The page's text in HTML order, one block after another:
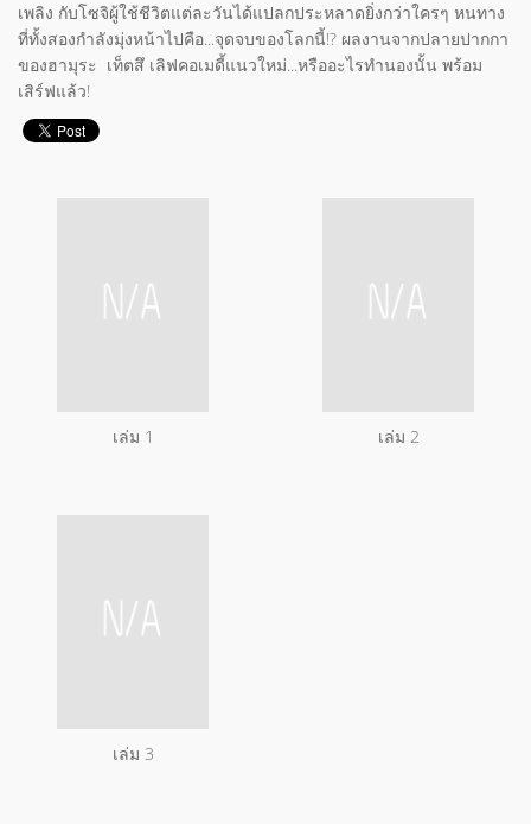
เพลิง กับโซจิผู้ใช้ชีวิตแต่ละวันได้แปลกประหลาดยิ่งกว่าใครๆ หนทาง
ที่ทั้งสองกำลังมุ่งหน้าไปคือ...จุดจบของโลกนี้!? ผลงานจากปลายปากกา
ของฮามุระ เท็ตสึ เลิฟคอเมดี้แนวใหม่...หรืออะไรทำนองนั้น พร้อม
เสิร์ฟแล้ว!
เล่ม 1 เล่ม 2
เล่ม 3